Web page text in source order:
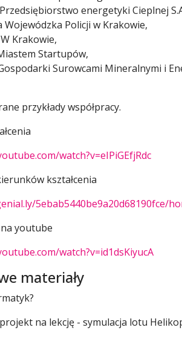
energetyki Cieplnej
Wojewódzka Policji w Krakowie,
W Krakowie,
Startupów,
Surowcami Mineralnymi i
przykłady współpracy.
watch?v=eIPiGEfjRdc
kształcenia
5ebab5440be9a20d68190fce/
na youtube
watch?v=id1dsKiyucA
materiały
na lekcję - symulacja lotu